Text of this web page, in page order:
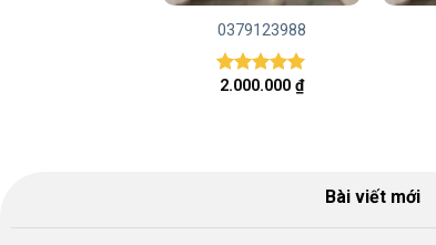
0379123988
Được xếp
2.000.000 ₫
Bài viết mới